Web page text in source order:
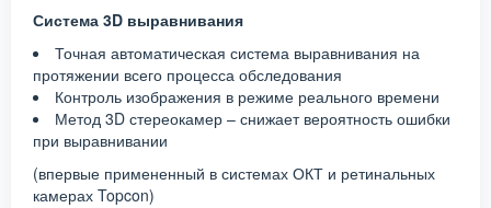
Система 3D выравнивания
Точная автоматическая система выравнивания на
протяжении всего процесса обследования
Контроль изображения в режиме реального времени
Метод 3D стереокамер – снижает вероятность ошибки
при выравнивании
(впервые примененный в системах ОКТ и ретинальных
камерах Topcon)